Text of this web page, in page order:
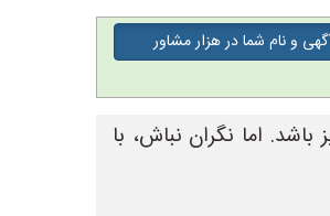
و نام شما در هزار مشاور
اما نگران نباش، با